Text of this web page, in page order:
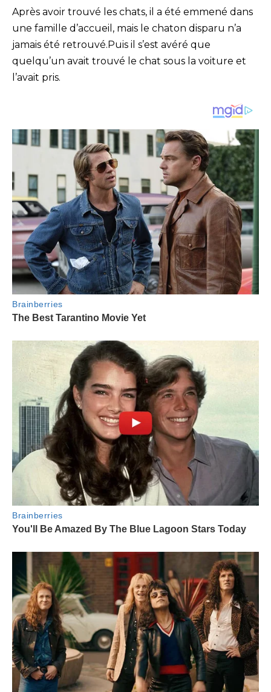
Après avoir trouvé les chats, il a été emmené dans
une famille d’accueil, mais le chaton disparu n’a
jamais été retrouvé.Puis il s’est avéré que
quelqu’un avait trouvé le chat sous la voiture et
l’avait pris.